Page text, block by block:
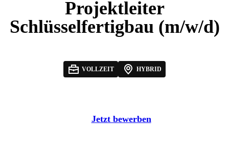
Projektleiter
Schlüsselfertigbau (m/w/d)
VOLLZEIT HYBRID
Jetzt bewerben